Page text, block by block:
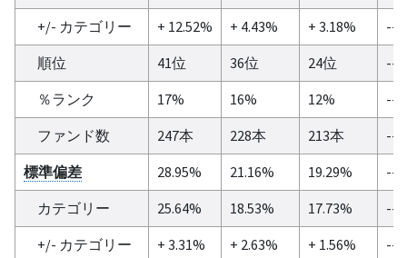
+/- カテゴリー
+ 12.52% + 4.43% + 3.18%
--
順位
41位 36位 24位
--
％ランク
17% 16% 12%
--
ファンド数
247本 228本 213本
--
標準偏差
28.95% 21.16% 19.29%
--
カテゴリー
25.64% 18.53% 17.73%
--
+/- カテゴリー
+ 3.31% + 2.63% + 1.56%
--